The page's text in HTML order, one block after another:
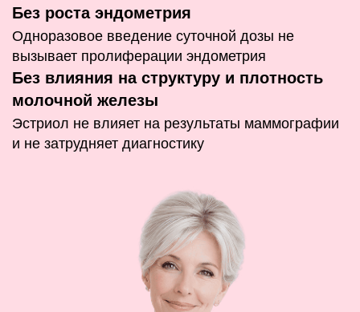
Без роста эндометрия
Одноразовое введение суточной дозы не
вызывает пролиферации эндометрия
Без влияния на структуру и плотность
молочной железы
Эстриол не влияет на результаты маммографии
и не затрудняет диагностику